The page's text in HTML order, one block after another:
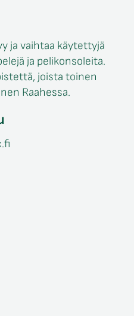
ja vaihtaa käytettyjä
ja pelikonsoleita.
joista toinen
Raahessa.